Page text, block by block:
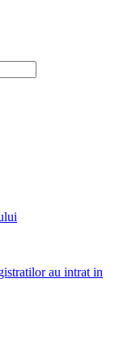
au intrat in